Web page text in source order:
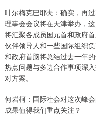
叶尔梅克巴耶夫：确实，再
理事会会议将在天津举办，
将汇聚各成员国元首和政府
伙伴领导人和一些国际组织
和政府首脑将总结过去一年
热点问题与多边合作事项深
对方案。
何岩柯：国际社会对这次峰
成果值得我们重点关注？